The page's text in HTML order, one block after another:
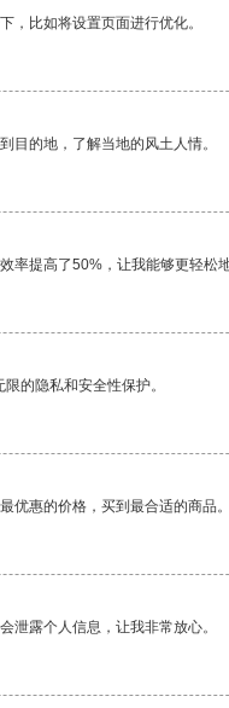
，比如将设置页面进行优化。
目的地，了解当地的风土人情。
率提高了50%，让我能够更轻松
的隐私和安全性保护。
优惠的价格，买到最合适的商品。
泄露个人信息，让我非常放心。